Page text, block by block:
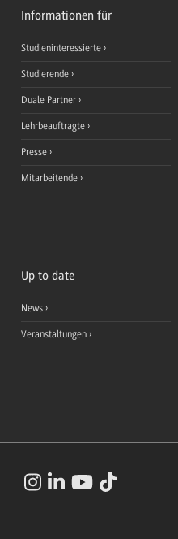
Informationen für
Studieninteressierte
Studierende
Duale Partner
Lehrbeauftragte
Presse
Mitarbeitende
Up to date
News
Veranstaltungen